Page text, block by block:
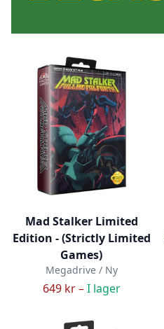
Mad Stalker Limited
Edition - (Strictly Limited
Games)
Megadrive / Ny
649 kr –I lager